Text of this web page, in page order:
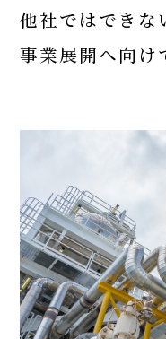
他社ではできな
事業展開へ向け